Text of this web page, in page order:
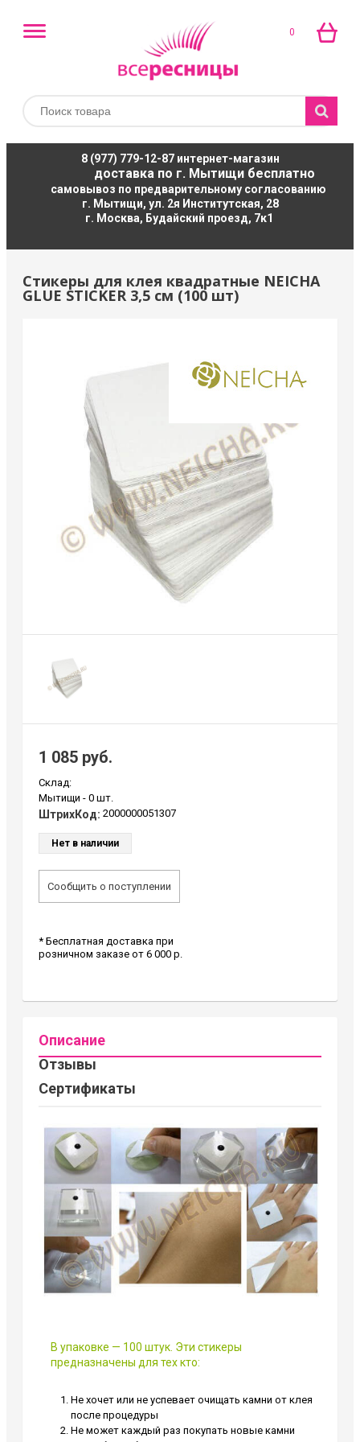
0
8 (977) 779-12-87интернет-магазин
доставка по г. Мытищи бесплатно
самовывоз по предварительному согласованию
г. Мытищи, ул. 2я Институтская, 28
г. Москва, Будайский проезд, 7к1
Стикеры для клея квадратные NEICHA
GLUE STICKER 3,5 см (100 шт)
1 085 руб.
Склад:
Мытищи - 0 шт.
ШтрихКод: 2000000051307
Нет в наличии
Сообщить о поступлении
* Бесплатная доставка при
розничном заказе от 6 000 р.
Описание
Отзывы
Сертификаты
В упаковке — 100 штук. Эти стикеры
предназначены для тех кто:
Не хочет или не успевает очищать камни от клея
после процедуры
Не может каждый раз покупать новые камни